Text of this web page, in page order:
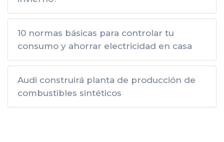
10 normas básicas para controlar tu
consumo y ahorrar electricidad en casa
Audi construirá planta de producción de
combustibles sintéticos